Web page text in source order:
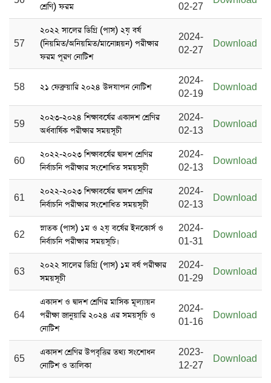
শ্রেণি) ফরম
02-27
57
২০২২ সালের ডিগ্রি (পাস) ২য় বর্ষ
(নিয়মিত/অনিয়মিত/মানোন্নয়ন) পরীক্ষার
ফরম পূরণ নোটিশ
2024-
02-27
Download
58 ২১ ফেব্রুয়ারি ২০২৪ উদযাপন নোটিশ
2024-
02-19
Download
59
২০২৩-২০২৪ শিক্ষাবর্ষের একাদশ শ্রেণির
অর্ধবার্ষিক পরীক্ষার সময়সূচী
2024-
02-13
Download
60
২০২২-২০২৩ শিক্ষাবর্ষের দ্বাদশ শ্রেণির
নির্বাচনি পরীক্ষার সংশোধিত সময়সূচী
2024-
02-13
Download
61
২০২২-২০২৩ শিক্ষাবর্ষের দ্বাদশ শ্রেণির
নির্বাচনি পরীক্ষার সংশোধিত সময়সূচী
2024-
02-13
Download
62
স্নাতক (পাস) ১ম ও ২য় বর্ষের ইনকোর্স ও
নির্বাচনি পরীক্ষার সময়সূচি।
2024-
01-31
Download
63
২০২২ সালের ডিগ্রি (পাস) ১ম বর্ষ পরীক্ষার
সময়সূচী
2024-
01-29
Download
64
একাদশ ও দ্বাদশ শ্রেণির মাসিক মূল্যায়ন
পরীক্ষা জানুয়ারি ২০২৪ এর সময়সূচি ও
নোটিশ
2024-
01-16
Download
65
একাদশ শ্রেণির উপবৃত্তির তথ্য সংশোধন
নোটিশ ও তালিকা
2023-
12-27
Download